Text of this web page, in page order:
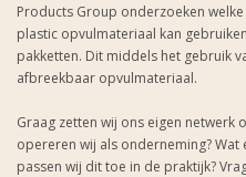
Products Group onderzoeken welke
plastic opvulmateriaal kan
pakketten. Dit middels het gebruik
afbreekbaar opvulmateriaal.
Graag zetten wij ons eigen netwerk
opereren wij als onderneming?
passen wij dit toe in de praktijk?